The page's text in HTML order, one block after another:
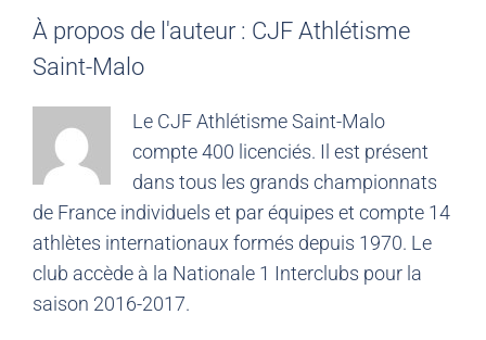
À propos de l'auteur : CJF Athlétisme
Saint-Malo
Le CJF Athlétisme Saint-Malo
compte 400 licenciés. Il est présent
dans tous les grands championnats
de France individuels et par équipes et compte 14
athlètes internationaux formés depuis 1970. Le
club accède à la Nationale 1 Interclubs pour la
saison 2016-2017.